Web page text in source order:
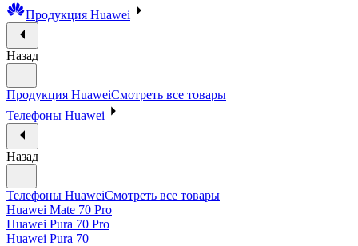
Продукция Huawei
Назад
Продукция HuaweiСмотреть все товары
Телефоны Huawei
Назад
Телефоны HuaweiСмотреть все товары
Huawei Mate 70 Pro
Huawei Pura 70 Pro
Huawei Pura 70